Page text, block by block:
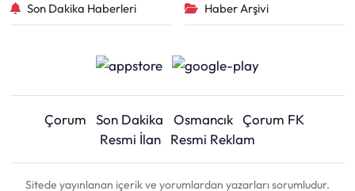
Son Dakika Haberleri Haber Arşivi
Çorum Son Dakika Osmancık Çorum FK
Resmi İlan
Resmi Reklam
Sitede yayınlanan içerik ve yorumlardan yazarları sorumludur.